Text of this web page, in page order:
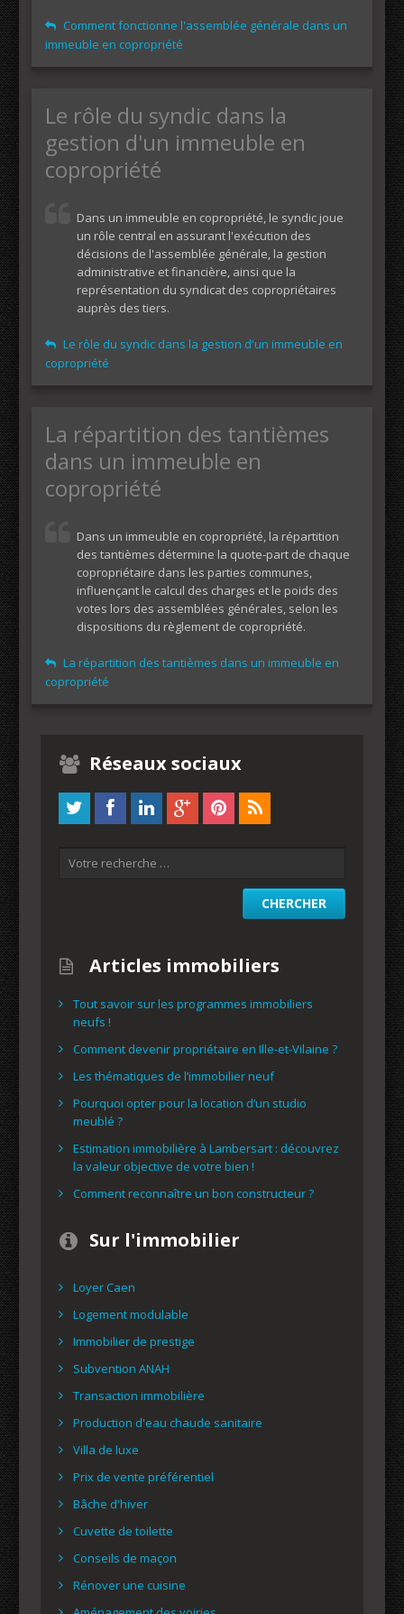
Comment fonctionne l'assemblée générale dans un
immeuble en copropriété
Le rôle du syndic dans la
gestion d'un immeuble en
copropriété
Dans un immeuble en copropriété, le syndic joue
un rôle central en assurant l'exécution des
décisions de l'assemblée générale, la gestion
administrative et financière, ainsi que la
représentation du syndicat des copropriétaires
auprès des tiers.
Le rôle du syndic dans la gestion d'un immeuble en
copropriété
La répartition des tantièmes
dans un immeuble en
copropriété
Dans un immeuble en copropriété, la répartition
des tantièmes détermine la quote-part de chaque
copropriétaire dans les parties communes,
influençant le calcul des charges et le poids des
votes lors des assemblées générales, selon les
dispositions du règlement de copropriété.
La répartition des tantièmes dans un immeuble en
copropriété
Réseaux sociaux
Articles immobiliers
Tout savoir sur les programmes immobiliers
neufs !
Comment devenir propriétaire en Ille-et-Vilaine ?
Les thématiques de l’immobilier neuf
Pourquoi opter pour la location d’un studio
meublé ?
Estimation immobilière à Lambersart : découvrez
la valeur objective de votre bien !
Comment reconnaître un bon constructeur ?
Sur l'immobilier
Loyer Caen
Logement modulable
Immobilier de prestige
Subvention ANAH
Transaction immobilière
Production d'eau chaude sanitaire
Villa de luxe
Prix de vente préférentiel
Bâche d'hiver
Cuvette de toilette
Conseils de maçon
Rénover une cuisine